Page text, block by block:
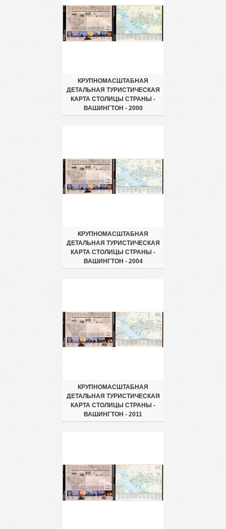
КРУПНОМАСШТАБНАЯ
ДЕТАЛЬНАЯ ТУРИСТИЧЕСКАЯ
КАРТА СТОЛИЦЫ СТРАНЫ -
ВАШИНГТОН - 2000
КРУПНОМАСШТАБНАЯ
ДЕТАЛЬНАЯ ТУРИСТИЧЕСКАЯ
КАРТА СТОЛИЦЫ СТРАНЫ -
ВАШИНГТОН - 2004
КРУПНОМАСШТАБНАЯ
ДЕТАЛЬНАЯ ТУРИСТИЧЕСКАЯ
КАРТА СТОЛИЦЫ СТРАНЫ -
ВАШИНГТОН - 2011